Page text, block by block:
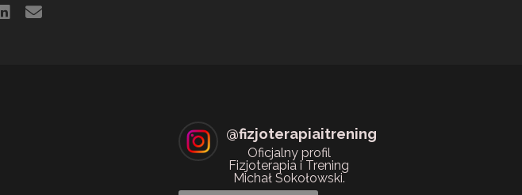
linkedin
email
@fizjoterapiaitrening
Oficjalny profil
Fizjoterapia i Trening
Michał Sokołowski.